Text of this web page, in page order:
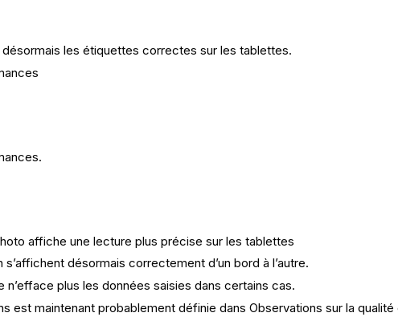
les étiquettes correctes sur les tablettes.
affiche une lecture plus précise sur les tablettes
désormais correctement d’un bord à l’autre.
plus les données saisies dans certains cas.
est maintenant probablement définie dans Observations sur la